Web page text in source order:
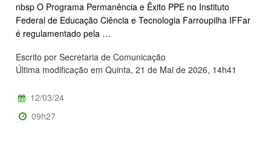
nbsp O Programa Permanência e Êxito PPE no Instituto
Federal de Educação Ciência e Tecnologia Farroupilha IFFar
é regulamentado pela …
Escrito por Secretaria de Comunicação
Última modificação em Quinta, 21 de Mai de 2026, 14h41
12/03/24
09h27